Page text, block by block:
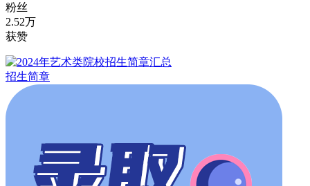
粉丝
2.52万
获赞
招生简章